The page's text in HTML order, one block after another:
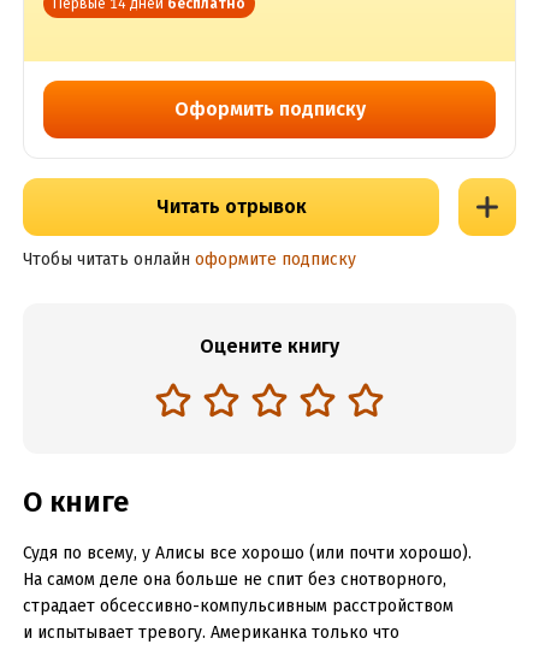
Первые 14 дней бесплатно
Оформить подписку
Читать отрывок
Чтобы читать онлайн оформите подписку
Оцените книгу
О книге
Судя по всему, у Алисы все хорошо (или почти хорошо).
На самом деле она больше не спит без снотворного,
страдает обсессивно-компульсивным расстройством
и испытывает тревогу. Американка только что